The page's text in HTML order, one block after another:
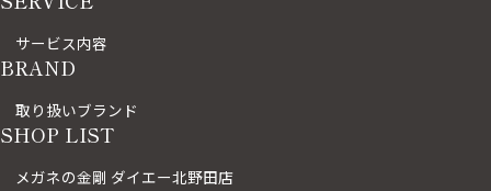
サービス内容
BRAND
取り扱いブランド
SHOP LIST
メガネの金剛 ダイエー北野田店